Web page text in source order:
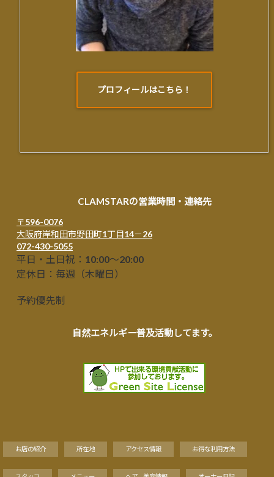
プロフィールはこちら！
CLAMSTARの営業時間・連絡先
〒596-0076
大阪府岸和田市野田町1丁目14－26
072-430-5055
平日・土日祝：10:00～20:00
定休日：毎週（木曜日）
予約優先制
自然エネルギー普及活動してます。
お店の紹介 所在地 アクセス情報 お得な利用方法